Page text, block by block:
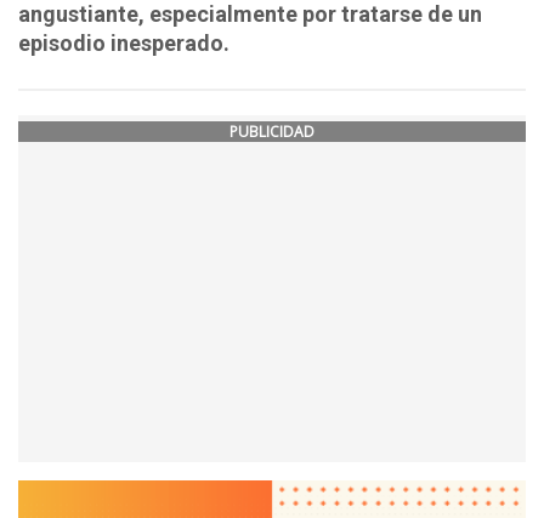
angustiante, especialmente por tratarse de un
episodio inesperado.
PUBLICIDAD